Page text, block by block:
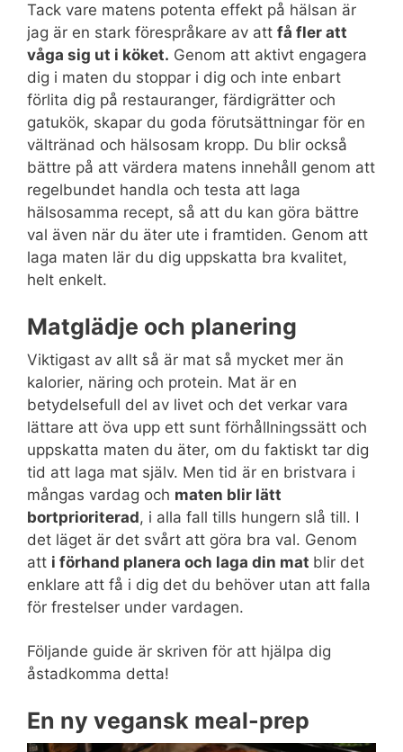
Tack vare matens potenta effekt på hälsan är
jag är en stark förespråkare av att få fler att
våga sig ut i köket. Genom att aktivt engagera
dig i maten du stoppar i dig och inte enbart
förlita dig på restauranger, färdigrätter och
gatukök, skapar du goda förutsättningar för en
vältränad och hälsosam kropp. Du blir också
bättre på att värdera matens innehåll genom att
regelbundet handla och testa att laga
hälsosamma recept, så att du kan göra bättre
val även när du äter ute i framtiden. Genom att
laga maten lär du dig uppskatta bra kvalitet,
helt enkelt.
Matglädje och planering
Viktigast av allt så är mat så mycket mer än
kalorier, näring och protein. Mat är en
betydelsefull del av livet och det verkar vara
lättare att öva upp ett sunt förhållningssätt och
uppskatta maten du äter, om du faktiskt tar dig
tid att laga mat själv. Men tid är en bristvara i
mångas vardag och maten blir lätt
bortprioriterad, i alla fall tills hungern slå till. I
det läget är det svårt att göra bra val. Genom
att i förhand planera och laga din mat blir det
enklare att få i dig det du behöver utan att falla
för frestelser under vardagen.
Följande guide är skriven för att hjälpa dig
åstadkomma detta!
En ny vegansk meal-prep